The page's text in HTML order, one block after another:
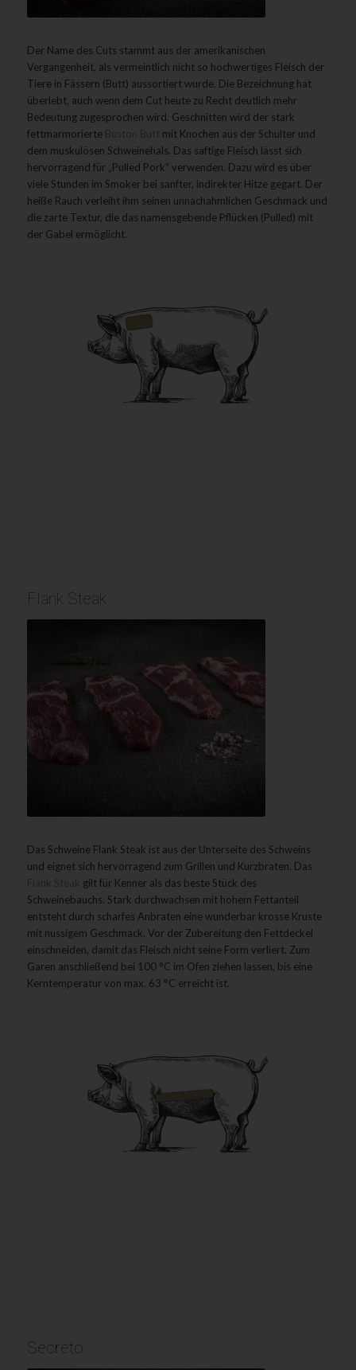
Der Name des Cuts stammt aus der amerikanischen
Vergangenheit, als vermeintlich nicht so hochwertiges Fleisch der
Tiere in Fässern (Butt) aussortiert wurde. Die Bezeichnung hat
überlebt, auch wenn dem Cut heute zu Recht deutlich mehr
Bedeutung zugesprochen wird. Geschnitten wird der stark
fettmarmorierte Buston Buttmit Knochen aus der Schulter und
dem muskulösen Schweinehals. Das saftige Fleisch lässt sich
hervorragend für „Pulled Pork“ verwenden. Dazu wird es über
viele Stunden im Smoker bei sanfter, indirekter Hitze gegart. Der
heiße Rauch verleiht ihm seinen unnachahmlichen Geschmack und
die zarte Textur, die das namensgebende Pflücken (Pulled) mit
der Gabel ermöglicht.
Flank Steak
Das Schweine Flank Steak ist aus der Unterseite des Schweins
und eignet sich hervorragend zum Grillen und Kurzbraten. Das
Flank Steak gilt für Kenner als das beste Stück des
Schweinebauchs. Stark durchwachsen mit hohem Fettanteil
entsteht durch scharfes Anbraten eine wunderbar krosse Kruste
mit nussigem Geschmack. Vor der Zubereitung den Fettdeckel
einschneiden, damit das Fleisch nicht seine Form verliert. Zum
Garen anschließend bei 100 °C im Ofen ziehen lassen, bis eine
Kerntemperatur von max. 63 °C erreicht ist.
Secreto